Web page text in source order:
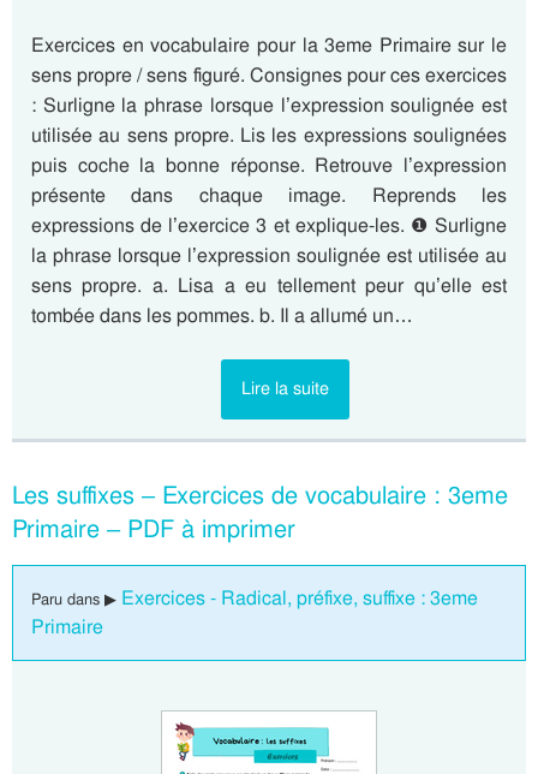
Exercices en vocabulaire pour la 3eme Primaire sur le
sens propre / sens figuré. Consignes pour ces exercices
: Surligne la phrase lorsque l’expression soulignée est
utilisée au sens propre. Lis les expressions soulignées
puis coche la bonne réponse. Retrouve l’expression
présente dans chaque image. Reprends les
expressions de l’exercice 3 et explique-les. ❶ Surligne
la phrase lorsque l’expression soulignée est utilisée au
sens propre. a. Lisa a eu tellement peur qu’elle est
tombée dans les pommes. b. Il a allumé un…
Lire la suite
Les suffixes – Exercices de vocabulaire : 3eme
Primaire – PDF à imprimer
Paru dans ▶ Exercices - Radical, préfixe, suffixe : 3eme
Primaire